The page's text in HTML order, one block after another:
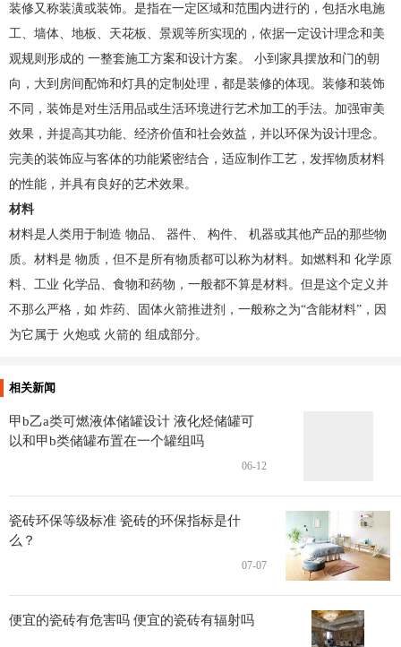
装修又称装潢或装饰。是指在一定区域和范围内进行的，包括水电施
工、墙体、地板、天花板、景观等所实现的，依据一定设计理念和美
观规则形成的 一整套施工方案和设计方案。 小到家具摆放和门的朝
向，大到房间配饰和灯具的定制处理，都是装修的体现。装修和装饰
不同，装饰是对生活用品或生活环境进行艺术加工的手法。加强审美
效果，并提高其功能、经济价值和社会效益，并以环保为设计理念。
完美的装饰应与客体的功能紧密结合，适应制作工艺，发挥物质材料
的性能，并具有良好的艺术效果。
材料
材料是人类用于制造 物品、 器件、 构件、 机器或其他产品的那些物
质。材料是 物质，但不是所有物质都可以称为材料。如燃料和 化学原
料、工业 化学品、食物和药物，一般都不算是材料。但是这个定义并
不那么严格，如 炸药、固体火箭推进剂，一般称之为“含能材料”，因
为它属于 火炮或 火箭的 组成部分。
相关新闻
甲b乙a类可燃液体储罐设计 液化烃储罐可
以和甲b类储罐布置在一个罐组吗
06-12
瓷砖环保等级标准 瓷砖的环保指标是什
么？
07-07
便宜的瓷砖有危害吗 便宜的瓷砖有辐射吗